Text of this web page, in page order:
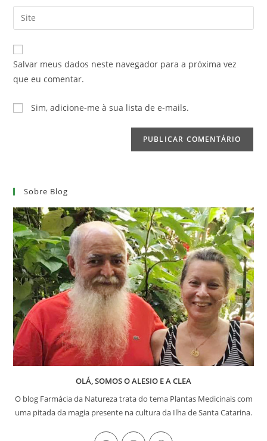
de
usuário
para
comentar
endereço
de
mail
para
comentar
Digite
o
URL
do
site
(opcional)
Salvar meus dados neste navegador para a próxima vez
que eu comentar.
Sim, adicione-me à sua lista de e-mails.
Sobre Blog
OLÁ, SOMOS O ALESIO E A CLEA
O blog Farmácia da Natureza trata do tema Plantas Medicinais com
uma pitada da magia presente na cultura da Ilha de Santa Catarina.
Abre
Abre
Abre